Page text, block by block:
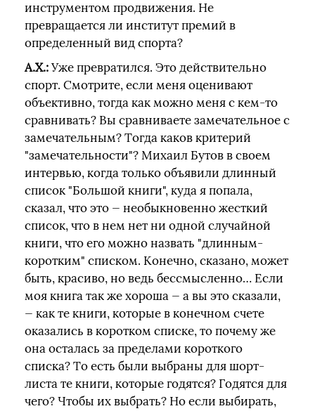
инструментом продвижения. Не
превращается ли институт премий в
определенный вид спорта?
А.Х.:Уже превратился. Это действительно
спорт. Смотрите, если меня оценивают
объективно, тогда как можно меня с кем-то
сравнивать? Вы сравниваете замечательное с
замечательным? Тогда каков критерий
"замечательности"? Михаил Бутов в своем
интервью, когда только объявили длинный
список "Большой книги", куда я попала,
сказал, что это — необыкновенно жесткий
список, что в нем нет ни одной случайной
книги, что его можно назвать "длинным-
коротким" списком. Конечно, сказано, может
быть, красиво, но ведь бессмысленно… Если
моя книга так же хороша — а вы это сказали,
— как те книги, которые в конечном счете
оказались в коротком списке, то почему же
она осталась за пределами короткого
списка? То есть были выбраны для шорт-
листа те книги, которые годятся? Годятся для
чего? Чтобы их выбрать? Но если выбирать,